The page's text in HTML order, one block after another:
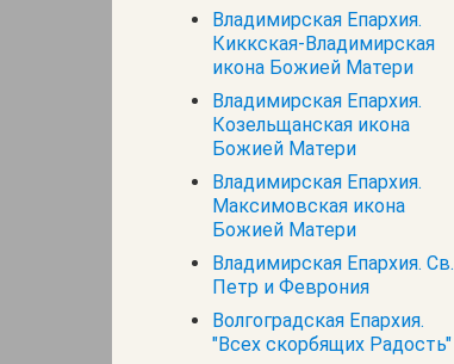
Владимирская Епархия.
Киккская-Владимирская
икона Божией Матери
Владимирская Епархия.
Козельщанская икона
Божией Матери
Владимирская Епархия.
Максимовская икона
Божией Матери
Владимирская Епархия. Св.
Петр и Феврония
Волгоградская Епархия.
"Всех скорбящих Радость"